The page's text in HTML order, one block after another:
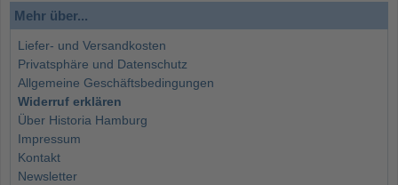
Mehr über...
Liefer- und Versandkosten
Privatsphäre und Datenschutz
Allgemeine Geschäftsbedingungen
Widerruf erklären
Über Historia Hamburg
Impressum
Kontakt
Newsletter